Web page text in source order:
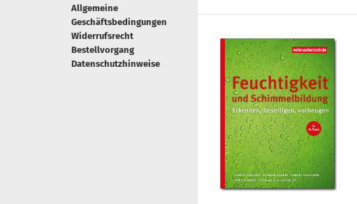
Allgemeine
Geschäftsbedingungen
Widerrufsrecht
Bestellvorgang
Datenschutzhinweise